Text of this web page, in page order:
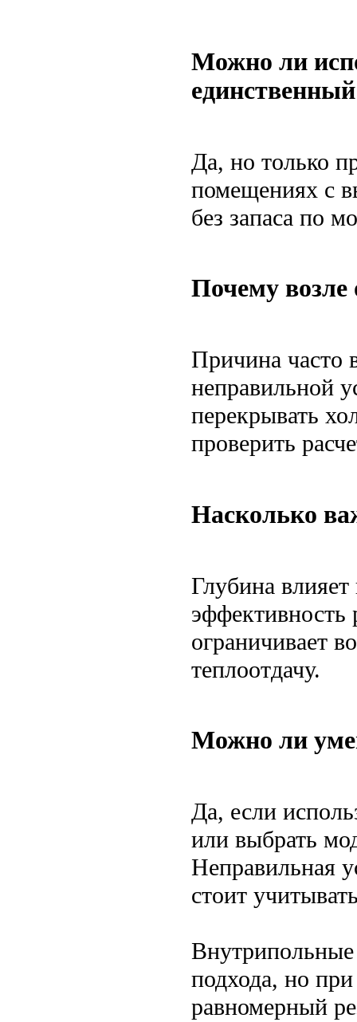
Можно ли
Да, но только
помещениях с
без запаса по
Почему возле
Причина часто
неправильной
перекрывать
проверить
Насколько
Глубина
ограничивает
теплоотдачу.
Можно ли
Да, если
или выбрать
Неправильная
стоит
Внутрипольные
подхода, но
равномерный